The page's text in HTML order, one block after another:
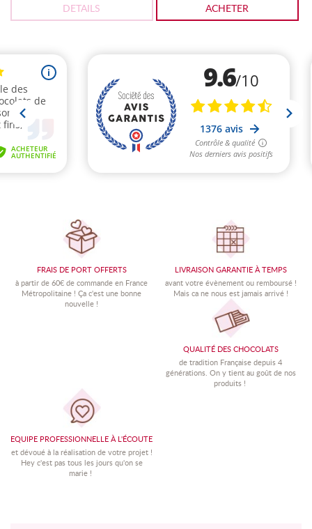
DETAILS ACHETER
FRAIS DE PORT OFFERTS
à partir de 60€ de commande en France
Métropolitaine ! Ça c'est une bonne
nouvelle !
LIVRAISON GARANTIE À TEMPS
avant votre évènement ou remboursé !
Mais ca ne nous est jamais arrivé !
QUALITÉ DES CHOCOLATS
de tradition Française depuis 4
générations. On y tient au goût de nos
produits !
EQUIPE PROFESSIONNELLE À L'ÉCOUTE
et dévoué à la réalisation de votre projet !
Hey c'est pas tous les jours qu'on se
marie !